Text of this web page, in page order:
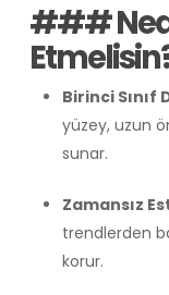
###
Birinci Sınıf
yüzey, uzun
sunar.
Zamansız
trendlerden
korur.